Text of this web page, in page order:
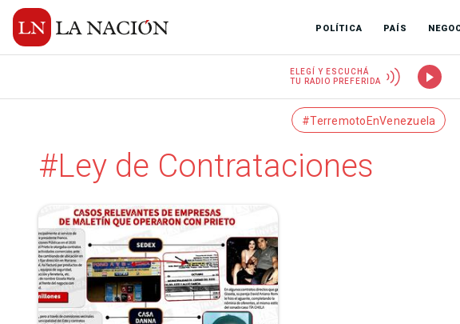
POLÍTICA PAÍS
ELEGÍ Y ESCUCHÁ
TU RADIO PREFERIDA
#TerremotoEnVenezuela
#Ley de Contratacio­nes